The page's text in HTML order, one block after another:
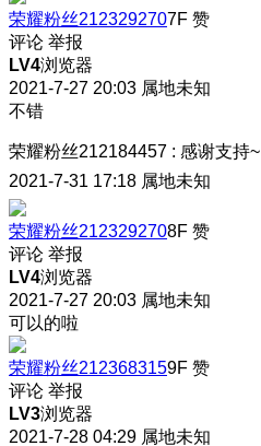
荣耀粉丝2123292707F 赞
评论 举报
LV4浏览器
2021-7-27 20:03 属地未知
不错
荣耀粉丝212184457 : 感谢支持~
2021-7-31 17:18 属地未知
荣耀粉丝2123292708F 赞
评论 举报
LV4浏览器
2021-7-27 20:03 属地未知
可以的啦
荣耀粉丝2123683159F 赞
评论 举报
LV3浏览器
2021-7-28 04:29 属地未知